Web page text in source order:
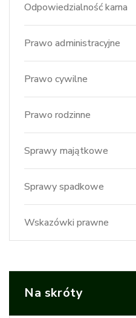
Odpowiedzialność karna
Prawo administracyjne
Prawo cywilne
Prawo rodzinne
Sprawy majątkowe
Sprawy spadkowe
Wskazówki prawne
Na skróty